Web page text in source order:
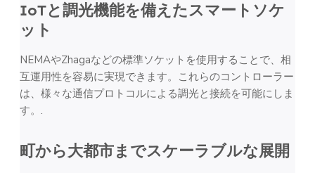
IoTと調光機能を備えたスマートソケ
ット
NEMAやZhagaなどの標準ソケットを使用することで、相
互運用性を容易に実現できます。これらのコントローラー
は、様々な通信プロトコルによる調光と接続を可能にしま
す。.
町から大都市までスケーラブルな展開